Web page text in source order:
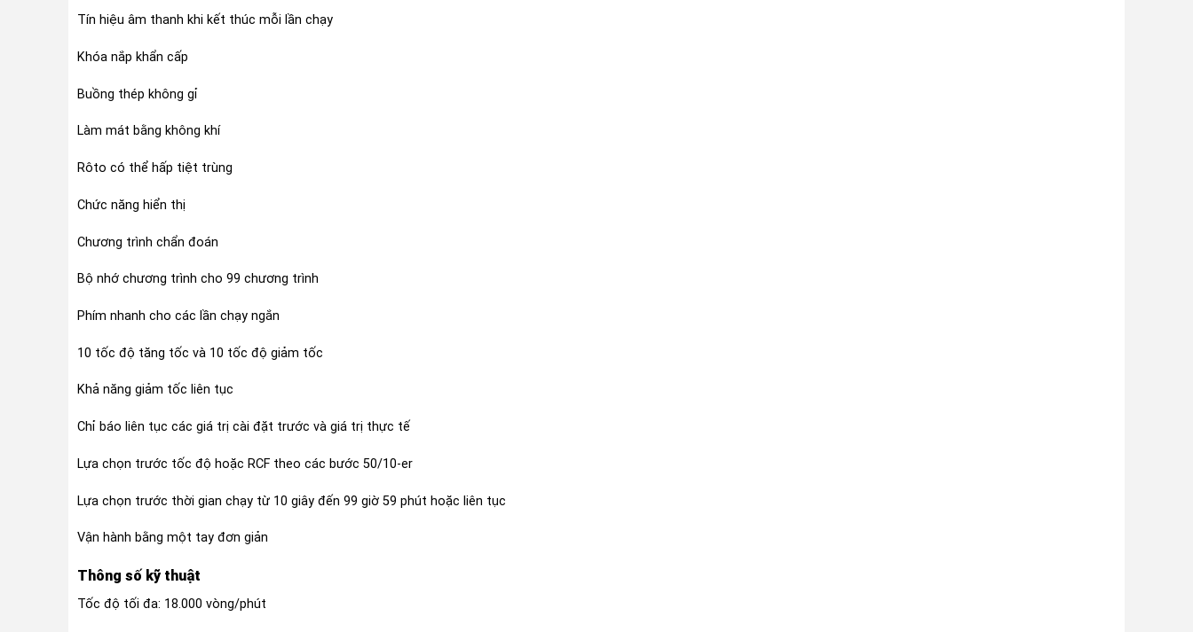
Tín hiệu âm thanh khi kết thúc mỗi lần chạy
Khóa nắp khẩn cấp
Buồng thép không gỉ
Làm mát bằng không khí
Rôto có thể hấp tiệt trùng
Chức năng hiển thị
Chương trình chẩn đoán
Bộ nhớ chương trình cho 99 chương trình
Phím nhanh cho các lần chạy ngắn
10 tốc độ tăng tốc và 10 tốc độ giảm tốc
Khả năng giảm tốc liên tục
Chỉ báo liên tục các giá trị cài đặt trước và giá trị thực tế
Lựa chọn trước tốc độ hoặc RCF theo các bước 50/10-er
Lựa chọn trước thời gian chạy từ 10 giây đến 99 giờ 59 phút hoặc liên tục
Vận hành bằng một tay đơn giản
Thông số kỹ thuật
Tốc độ tối đa: 18.000 vòng/phút